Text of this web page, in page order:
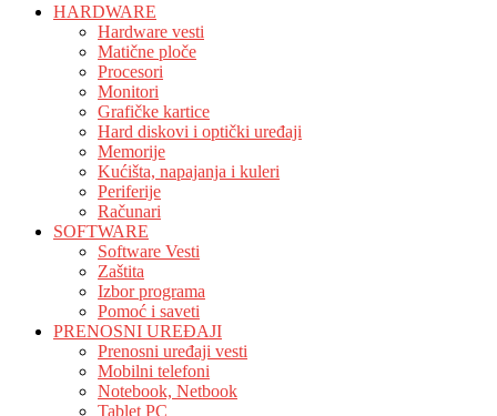
HARDWARE
Hardware vesti
Matične ploče
Procesori
Monitori
Grafičke kartice
Hard diskovi i optički uređaji
Memorije
Kućišta, napajanja i kuleri
Periferije
Računari
SOFTWARE
Software Vesti
Zaštita
Izbor programa
Pomoć i saveti
PRENOSNI UREĐAJI
Prenosni uređaji vesti
Mobilni telefoni
Notebook, Netbook
Tablet PC